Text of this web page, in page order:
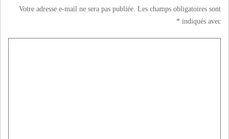
Votre adresse e-mail ne sera pas publiée. Les champs obligatoires sont
indiqués avec
*